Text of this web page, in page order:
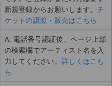
新規登録からお願いします。 チ
ケットの譲渡・販売はこちら
A. 電話番号認証後、ページ上部
の検索欄でアーティスト名を入
力してください。 詳しくはこち
ら